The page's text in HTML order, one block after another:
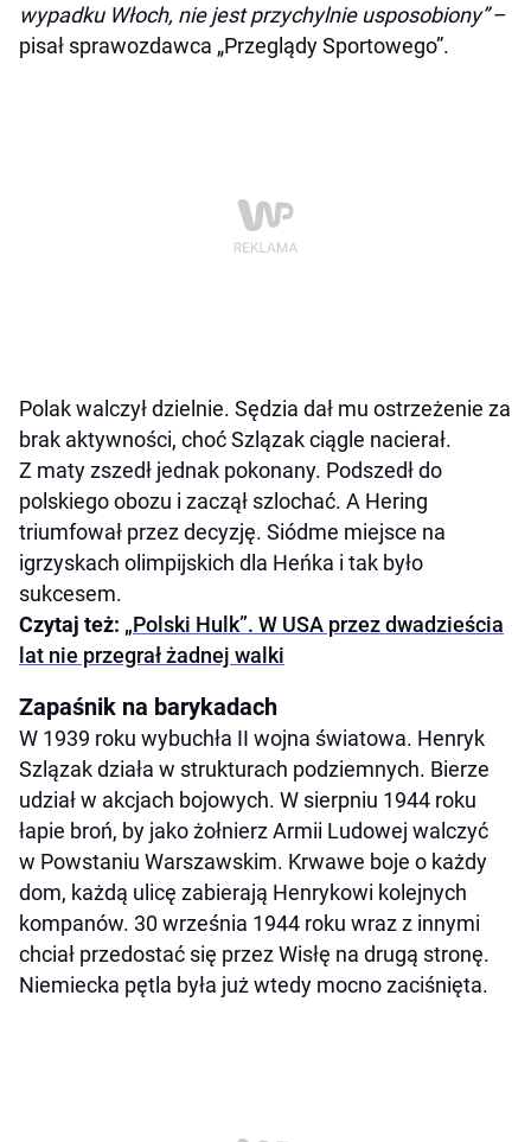
wypadku Włoch, nie jest przychylnie usposobiony”–
pisał sprawozdawca „Przeglądy Sportowego”.
Polak walczył dzielnie. Sędzia dał mu ostrzeżenie za
brak aktywności, choć Szlązak ciągle nacierał.
Z maty zszedł jednak pokonany. Podszedł do
polskiego obozu i zaczął szlochać. A Hering
triumfował przez decyzję. Siódme miejsce na
igrzyskach olimpijskich dla Heńka i tak było
sukcesem.
Czytaj też: „Polski Hulk”. W USA przez dwadzieścia
lat nie przegrał żadnej walki
Zapaśnik na barykadach
W 1939 roku wybuchła II wojna światowa. Henryk
Szlązak działa w strukturach podziemnych. Bierze
udział w akcjach bojowych. W sierpniu 1944 roku
łapie broń, by jako żołnierz Armii Ludowej walczyć
w Powstaniu Warszawskim. Krwawe boje o każdy
dom, każdą ulicę zabierają Henrykowi kolejnych
kompanów. 30 września 1944 roku wraz z innymi
chciał przedostać się przez Wisłę na drugą stronę.
Niemiecka pętla była już wtedy mocno zaciśnięta.